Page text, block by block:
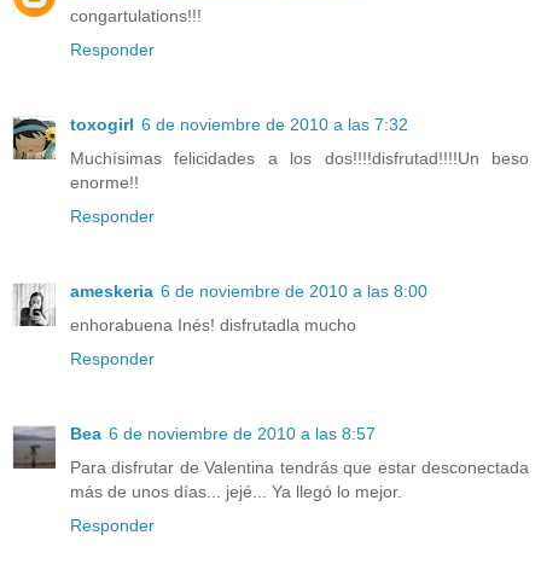
congartulations!!!
Responder
toxogirl 6 de noviembre de 2010 a las 7:32
Muchísimas felicidades a los dos!!!!disfrutad!!!!Un beso
enorme!!
Responder
ameskeria 6 de noviembre de 2010 a las 8:00
enhorabuena Inés! disfrutadla mucho
Responder
Bea 6 de noviembre de 2010 a las 8:57
Para disfrutar de Valentina tendrás que estar desconectada
más de unos días... jejé... Ya llegó lo mejor.
Responder